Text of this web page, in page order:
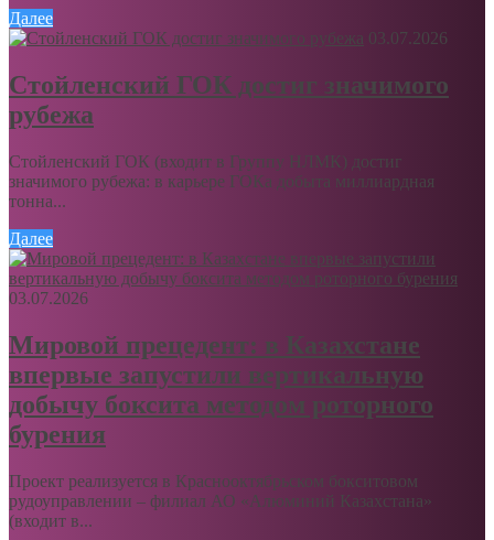
Далее
03.07.2026
Стойленский ГОК достиг значимого
рубежа
Стойленский ГОК (входит в Группу НЛМК) достиг
значимого рубежа: в карьере ГОКа добыта миллиардная
тонна...
Далее
03.07.2026
Мировой прецедент: в Казахстане
впервые запустили вертикальную
добычу боксита методом роторного
бурения
Проект реализуется в Краснооктябрьском бокситовом
рудоуправлении – филиал АО «Алюминий Казахстана»
(входит в...